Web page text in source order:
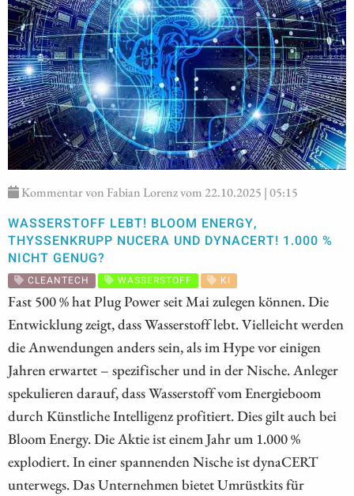
Kommentar von Fabian Lorenz vom 22.10.2025 | 05:15
WASSERSTOFF LEBT! BLOOM ENERGY,
THYSSENKRUPP NUCERA UND DYNACERT! 1.000 %
NICHT GENUG?
CLEANTECH WASSERSTOFF KI
Fast 500 % hat Plug Power seit Mai zulegen können. Die
Entwicklung zeigt, dass Wasserstoff lebt. Vielleicht werden
die Anwendungen anders sein, als im Hype vor einigen
Jahren erwartet – spezifischer und in der Nische. Anleger
spekulieren darauf, dass Wasserstoff vom Energieboom
durch Künstliche Intelligenz profitiert. Dies gilt auch bei
Bloom Energy. Die Aktie ist einem Jahr um 1.000 %
explodiert. In einer spannenden Nische ist dynaCERT
unterwegs. Das Unternehmen bietet Umrüstkits für